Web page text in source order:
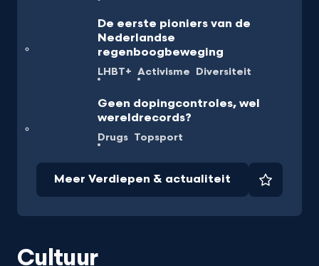
De eerste pioniers van de
Nederlandse
regenboogbeweging
LHBT+ Activisme Diversiteit
Geen dopingcontroles, wel
wereldrecords?
Drugs Topsport
Meer Verdiepen & actualiteit Favoriet
Cultuur